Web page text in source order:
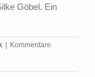
Göbel. Ein
Kommentare